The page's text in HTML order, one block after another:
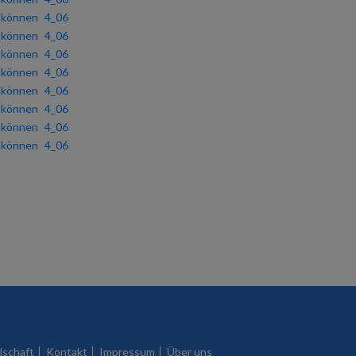
4_06
4_06
4_06
4_06
4_06
4_06
4_06
4_06
Kontakt Impressum Über uns